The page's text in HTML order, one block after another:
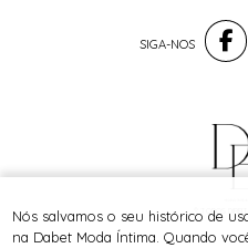
® TODOS
Nós salvamos o seu histórico de
na Dabet Moda Íntima. Quando